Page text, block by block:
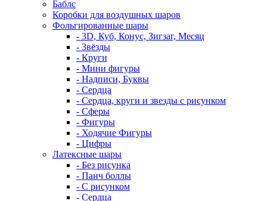
Баблс
Коробки для воздушных шаров
Фольгированные шары
- 3D, Куб, Конус, Зигзаг, Месяц
- Звёзды
- Круги
- Мини фигуры
- Надписи, Буквы
- Сердца
- Сердца, круги и звезды с рисунком
- Сферы
- Фигуры
- Ходячие Фигуры
- Цифры
Латексные шары
- Без рисунка
- Панч боллы
- С рисунком
- Сердца